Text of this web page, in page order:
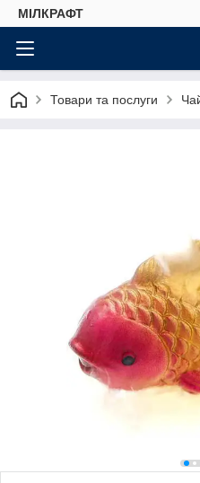
МІЛКРАФТ
Товари та послуги